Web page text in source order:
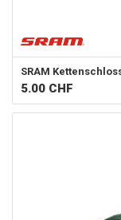
SRAM
5.00 CHF